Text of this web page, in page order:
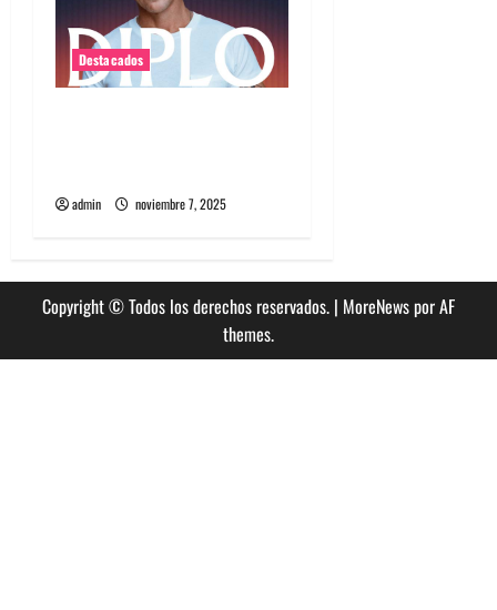
Destacados
admin noviembre 7, 2025
Copyright © Todos los derechos reservados. | MoreNewspor AF
themes.